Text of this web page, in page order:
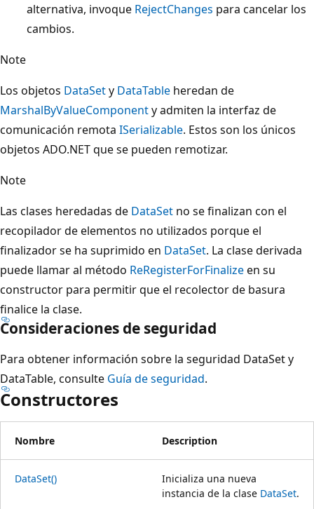
alternativa, invoque RejectChanges para cancelar los
cambios.
Note
Los objetos DataSety DataTable heredan de
MarshalByValueComponenty admiten la interfaz de
comunicación remota ISerializable. Estos son los únicos
objetos ADO.NET que se pueden remotizar.
Note
Las clases heredadas de DataSet no se finalizan con el
recopilador de elementos no utilizados porque el
finalizador se ha suprimido en DataSet. La clase derivada
puede llamar al método ReRegisterForFinalizeen su
constructor para permitir que el recolector de basura
finalice la clase.
Consideraciones de seguridad
Para obtener información sobre la seguridad DataSet y
DataTable, consulte Guía de seguridad.
Constructores
Nombre Description
DataSet()
Inicializa una nueva
instancia de la clase DataSet.